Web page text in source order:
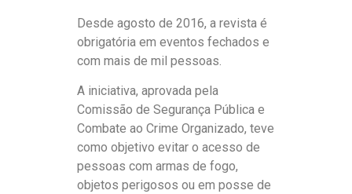
Desde agosto de 2016, a revista é
obrigatória em eventos fechados e
com mais de mil pessoas.
A iniciativa, aprovada pela
Comissão de Segurança Pública e
Combate ao Crime Organizado, teve
como objetivo evitar o acesso de
pessoas com armas de fogo,
objetos perigosos ou em posse de